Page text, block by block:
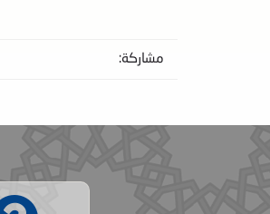
مشاركة: